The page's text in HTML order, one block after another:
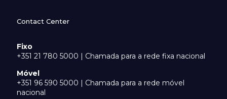
Contact Center
Fixo
+351 21 780 5000 | Chamada para a rede fixa nacional
Móvel
+351 96 590 5000 | Chamada para a rede móvel
nacional